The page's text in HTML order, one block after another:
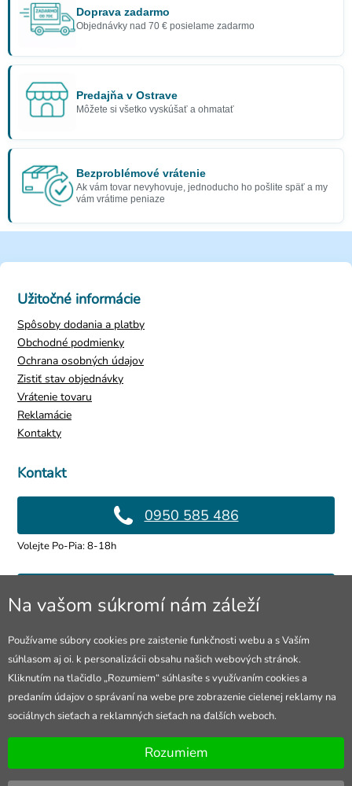
Doprava zadarmo
Objednávky nad 70 € posielame zadarmo
Predajňa v Ostrave
Môžete si všetko vyskúšať a ohmatať
Bezproblémové vrátenie
Ak vám tovar nevyhovuje, jednoducho ho pošlite späť a my
vám vrátime peniaze
Kontakt
0950 585 486
Volejte Po-Pia: 8-18h
info@4lol.cz
Predajňa v Ostrave
28. října 250, Ostrava
Otevřeno Po-Pia: 10-18h
Užitočné informácie
Spôsoby dodania a platby
Obchodné podmienky
Ochrana osobných údajov
Zistiť stav objednávky
Vrátenie tovaru
Reklamácie
Kontakty
Na vašom súkromí nám záleží
Používame súbory cookies pre zaistenie funkčnosti webu a s Vaším
súhlasom aj oi. k personalizácii obsahu našich webových stránok.
Kliknutím na tlačidlo „Rozumiem“ súhlasíte s využívaním cookies a
predaním údajov o správaní na webe pre zobrazenie cielenej reklamy na
sociálnych sieťach a reklamných sieťach na ďalších weboch.
Rozumiem